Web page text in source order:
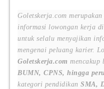
Goletskerja.com
informasi lowongan kerja
untuk selalu menyajikan
mengenai peluang karier.
Goletskerja.com mencakup
BUMN, CPNS, hingga
kategori pendidikan SMA,